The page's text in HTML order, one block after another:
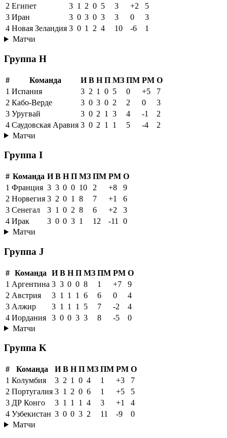
2 Египет 3 1 2 0 5 3 +2
5
3 Иран 3 0 3 0 3 3 0
3
4 Новая Зеландия 3 0 1 2 4 10 -6
1
Матчи
Группа H
# Команда И В Н П МЗ ПМ РМ О
1 Испания 3 2 1 0 5 0 +5
7
2 Кабо-Верде 3 0 3 0 2 2 0
3
3 Уругвай 3 0 2 1 3 4 -1
2
4 Саудовская Аравия 3 0 2 1 1 5 -4
2
Матчи
Группа I
# Команда И В Н П МЗ ПМ РМ О
1 Франция 3 3 0 0 10 2 +8
9
2 Норвегия 3 2 0 1 8 7 +1
6
3 Сенегал 3 1 0 2 8 6 +2
3
4 Ирак 3 0 0 3 1 12 -11
0
Матчи
Группа J
# Команда И В Н П МЗ ПМ РМ О
1 Аргентина 3 3 0 0 8 1 +7
9
2 Австрия 3 1 1 1 6 6 0
4
3 Алжир 3 1 1 1 5 7 -2
4
4 Иордания 3 0 0 3 3 8 -5
0
Матчи
Группа K
# Команда И В Н П МЗ ПМ РМ О
1 Колумбия 3 2 1 0 4 1 +3
7
2 Португалия 3 1 2 0 6 1 +5
5
3 ДР Конго 3 1 1 1 4 3 +1
4
4 Узбекистан 3 0 0 3 2 11 -9
0
Матчи